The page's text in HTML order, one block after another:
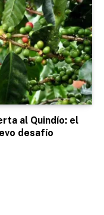
al Quindío: el
desafío